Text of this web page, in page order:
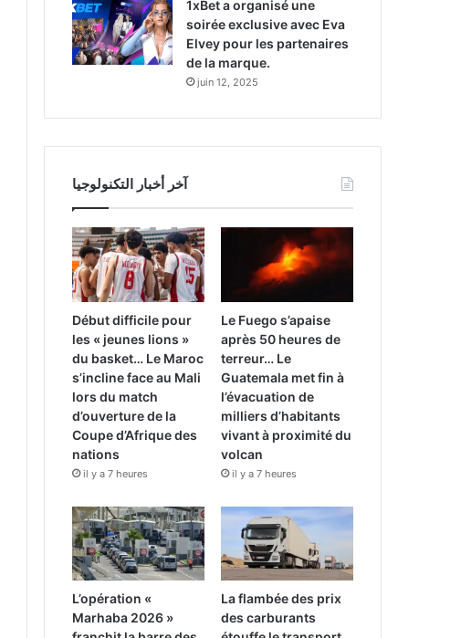
1xBet a organisé une
soirée exclusive avec Eva
Elvey pour les partenaires
de la marque.
juin 12, 2025
آخر أخبار التكنولوجيا
Début difficile pour
les « jeunes lions »
du basket… Le Maroc
s’incline face au Mali
lors du match
d’ouverture de la
Coupe d’Afrique des
nations
il y a 7 heures
Le Fuego s’apaise
après 50 heures de
terreur… Le
Guatemala met fin à
l’évacuation de
milliers d’habitants
vivant à proximité du
volcan
il y a 7 heures
L’opération «
Marhaba 2026 »
La flambée des prix
des carburants